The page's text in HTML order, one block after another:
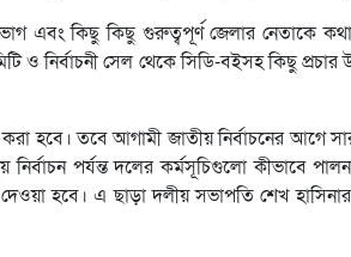
এবং কিছু কিছু গুরুত্বপূর্ণ জেলার নেতাকে
ও নির্বাচনী সেল থেকে সিডি-বইসহ কিছু
হবে। তবে আগামী জাতীয় নির্বাচনের আগে
পর্যন্ত দলের কর্মসূচিগুলো কীভাবে
হবে। এ ছাড়া দলীয় সভাপতি শেখ